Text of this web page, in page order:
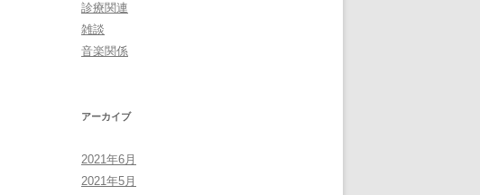
診療関連
雑談
音楽関係
アーカイブ
2021年6月
2021年5月